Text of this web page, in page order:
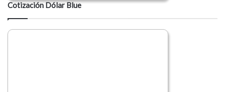
Cotización Dólar Blue